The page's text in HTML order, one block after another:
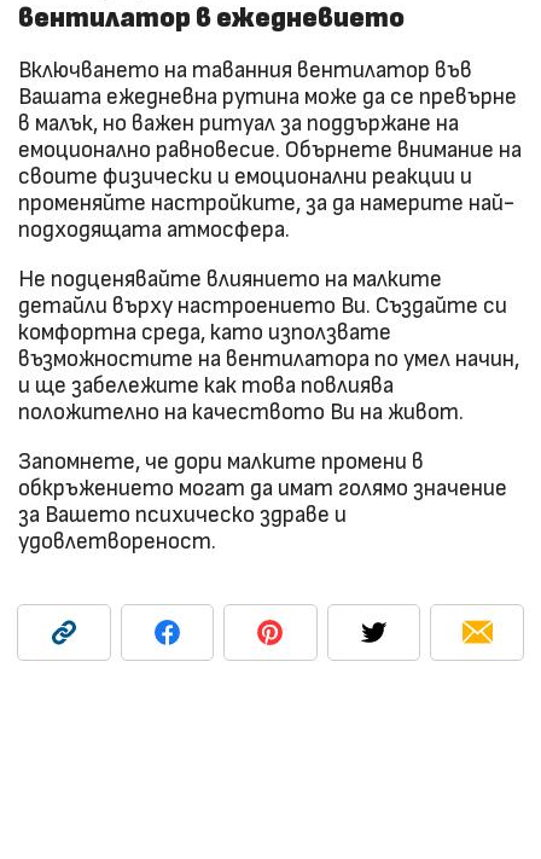
вентилатор в ежедневието
Включването на таванния вентилатор във
Вашата ежедневна рутина може да се превърне
в малък, но важен ритуал за поддържане на
емоционално равновесие. Обърнете внимание на
своите физически и емоционални реакции и
променяйте настройките, за да намерите най-
подходящата атмосфера.
Не подценявайте влиянието на малките
детайли върху настроението Ви. Създайте си
комфортна среда, като използвате
възможностите на вентилатора по умел начин,
и ще забележите как това повлиява
положително на качеството Ви на живот.
Запомнете, че дори малките промени в
обкръжението могат да имат голямо значение
за Вашето психическо здраве и
удовлетвореност.